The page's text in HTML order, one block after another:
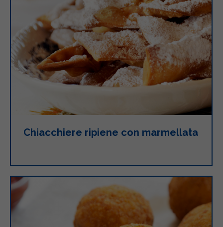
Chiacchiere ripiene con marmellata